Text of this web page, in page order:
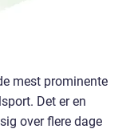
mest prominente
Det er en
over flere dage